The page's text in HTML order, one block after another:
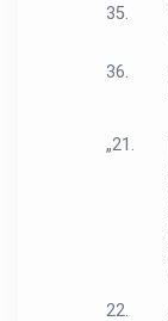
35.
36.
„21.
22.